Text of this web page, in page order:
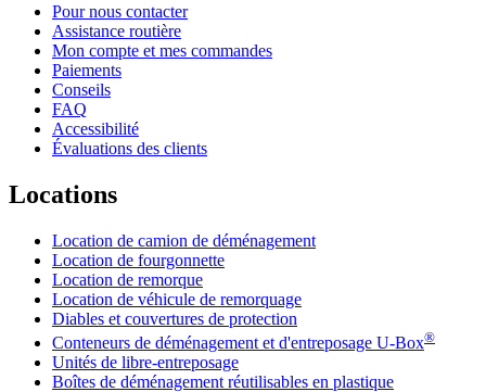
Pour nous contacter
Assistance routière
Mon compte et mes commandes
Paiements
Conseils
FAQ
Accessibilité
Évaluations des clients
Locations
Location de camion de déménagement
Location de fourgonnette
Location de remorque
Location de véhicule de remorquage
Diables et couvertures de protection
Conteneurs de déménagement et d'entreposage U-Box®
Unités de libre-entreposage
Boîtes de déménagement réutilisables en plastique